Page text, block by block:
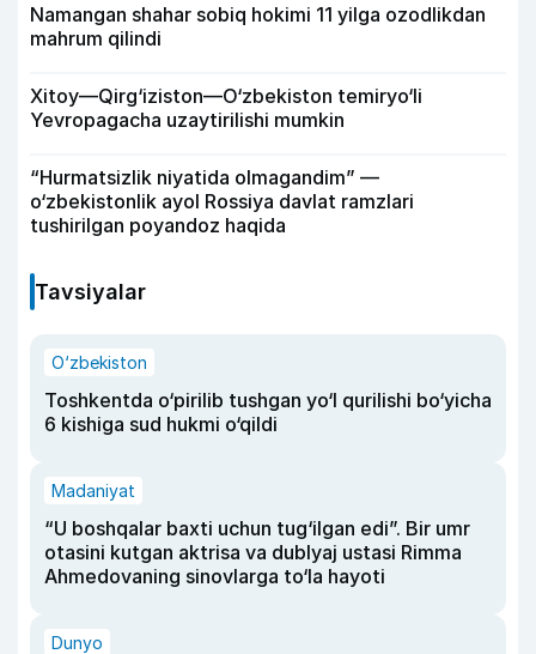
Namangan shahar sobiq hokimi 11 yilga ozodlikdan
mahrum qilindi
Xitoy—Qirg‘iziston—O‘zbekiston temiryo‘li
Yevropagacha uzaytirilishi mumkin
“Hurmatsizlik niyatida olmagandim” —
o‘zbekistonlik ayol Rossiya davlat ramzlari
tushirilgan poyandoz haqida
Tavsiyalar
O‘zbekiston
Toshkentda o‘pirilib tushgan yo‘l qurilishi bo‘yicha
6 kishiga sud hukmi o‘qildi
Madaniyat
“U boshqalar baxti uchun tug‘ilgan edi”. Bir umr
otasini kutgan aktrisa va dublyaj ustasi Rimma
Ahmedovaning sinovlarga to‘la hayoti
Dunyo